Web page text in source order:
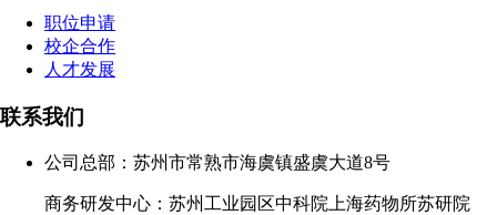
职位申请
校企合作
人才发展
联系我们
公司总部：苏州市常熟市海虞镇盛虞大道8号
商务研发中心：苏州工业园区中科院上海药物所苏研院